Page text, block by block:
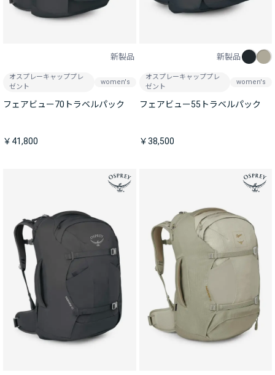
新製品
オスプレーキャッププレ
ゼント
women's
フェアビュー70トラベルパック
￥41,800
新製品
オスプレーキャッププレ
ゼント
women's
フェアビュー55トラベルパック
￥38,500